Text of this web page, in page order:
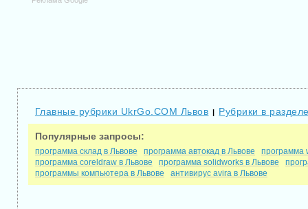
Главные рубрики UkrGo.COM Львов | Рубрики в
Популярные запросы:
программа склад в Львове программа автокад в Львове
программа
программа coreldraw в Львове
программа solidworks в Львове
программы компьютера в Львове
антивирус avira в Львове